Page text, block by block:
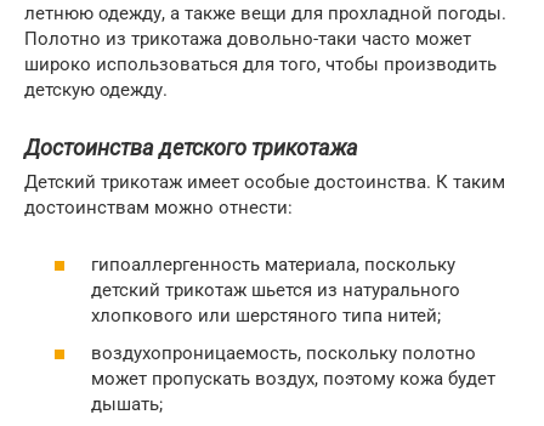
летнюю одежду, а также вещи для прохладной погоды.
Полотно из трикотажа довольно-таки часто может
широко использоваться для того, чтобы производить
детскую одежду.
Достоинства детского трикотажа
Детский трикотаж имеет особые достоинства. К таким
достоинствам можно отнести:
гипоаллергенность материала, поскольку
детский трикотаж шьется из натурального
хлопкового или шерстяного типа нитей;
воздухопроницаемость, поскольку полотно
может пропускать воздух, поэтому кожа будет
дышать;